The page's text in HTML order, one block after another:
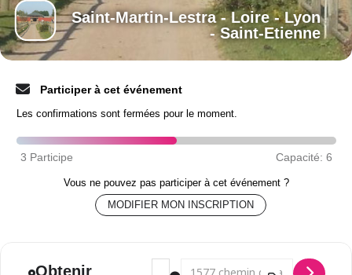
Saint-Martin-Lestra - Loire - Lyon
- Saint-Etienne
Participer à cet événement
Les confirmations sont fermées pour le moment.
Vous ne pouvez pas participer à cet événement ?
MODIFIER MON INSCRIPTION
Obtenir Adresse - Suivi - St Martin-Lestra -
Adresse de destination - Suivi - St